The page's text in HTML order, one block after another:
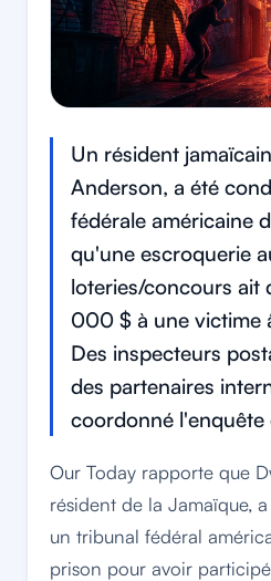
Un résident
Anderson, a été
fédérale américaine
qu'une escroquerie
loteries/concours ait
000 $ à une victime
Des inspecteurs
des partenaires
coordonné l'enquête
Our Today rapporte que
résident de la Jamaïque,
un tribunal fédéral
prison pour avoir